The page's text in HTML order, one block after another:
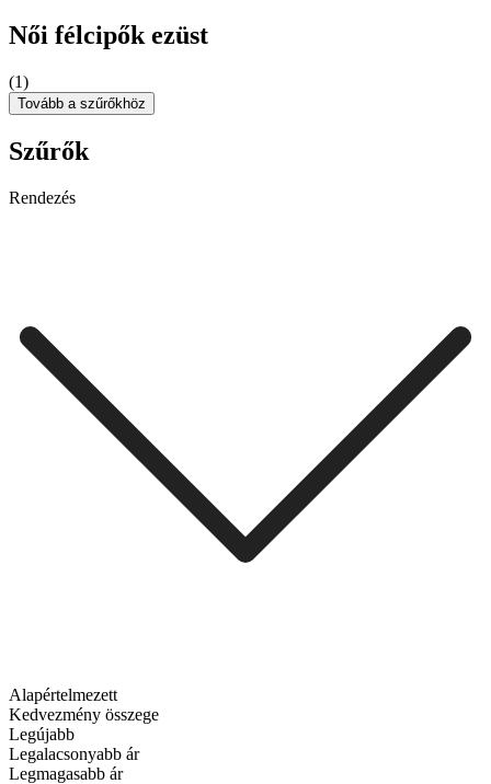
Női félcipők ezüst
(1)
Tovább a szűrőkhöz
Szűrők
Rendezés
Alapértelmezett
Kedvezmény összege
Legújabb
Legalacsonyabb ár
Legmagasabb ár